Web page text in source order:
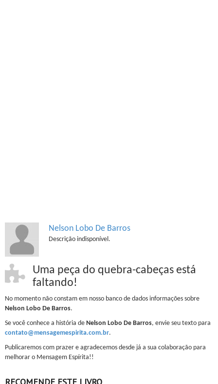
Nelson Lobo De Barros
Descrição indisponível.
Uma peça do quebra-cabeças está
faltando!
No momento não constam em nosso banco de dados informações sobre
Nelson Lobo De Barros.
Se você conhece a história de Nelson Lobo De Barros, envie seu texto para
contato@mensagemespirita.com.br.
Publicaremos com prazer e agradecemos desde já a sua colaboração para
melhorar o Mensagem Espírita!!